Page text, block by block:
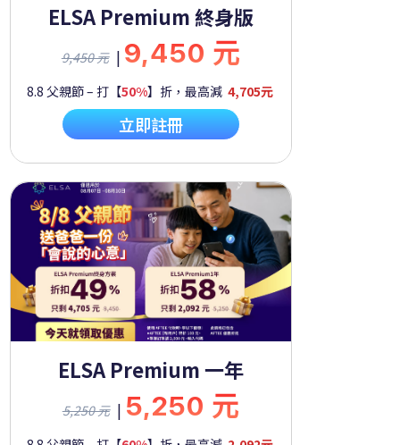
ELSA Premium 終身版
9,450 元 | 9,450 元
8.8 父親節 – 打【50%】折，最高減 4,705元
立即註冊
ELSA Premium 一年
5,250 元 | 5,250 元